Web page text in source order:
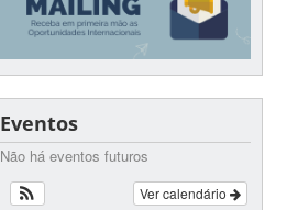
Eventos
Não há eventos futuros
Ver calendário